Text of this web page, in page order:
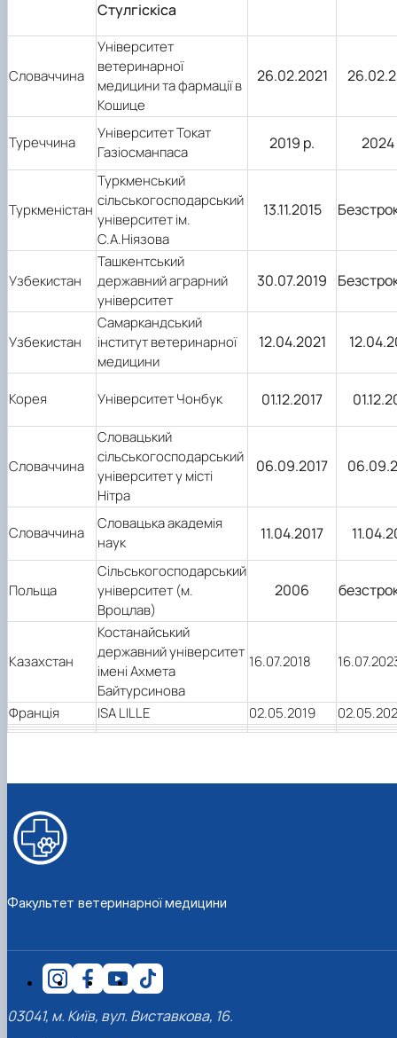
Стулгіскіса
Словаччина
Університет
ветеринарної
медицини та фармації в
Кошице
26.02.2021
Туреччина
Університет Токат
Газіосманпаса
2019 р. 2024
Туркменістан
Туркменський
сільськогосподарський
університет ім.
С.А.Ніязова
13.11.2015
Узбекистан
Ташкентський
державний аграрний
університет
30.07.2019
Узбекистан
Самаркандський
інститут ветеринарної
медицини
12.04.2021
Корея Університет Чонбук 01.12.2017
Словаччина
Словацький
сільськогосподарський
університет у місті
Нітра
06.09.2017
Словаччина
Словацька академія
наук
11.04.2017
Польща
Сільськогосподарський
університет (м.
Вроцлав)
2006
Казахстан
Костанайський
державний університет
імені Ахмета
Байтурсинова
16.07.2018
Франція ISA LILLЕ 02.05.2019
Факультет ветеринарної медицини
03041, м. Київ, вул. Виставкова, 16.